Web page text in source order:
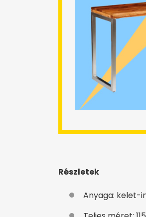
Részletek
Anyaga: kelet-